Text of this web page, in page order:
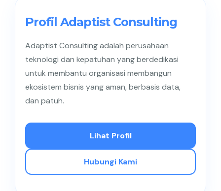
pemeriksaan yang lebih mendalam untuk nasabah
dengan risiko tinggi, seperti Politically Exposed
Profil Adaptist Consulting
Adaptist Consulting adalah perusahaan
teknologi dan kepatuhan yang berdedikasi
untuk membantu organisasi membangun
ekosistem bisnis yang aman, berbasis data,
dan patuh.
Lihat Profil
Hubungi Kami